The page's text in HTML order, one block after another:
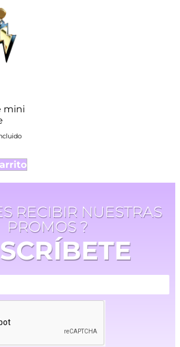
mini
RECIBIR NUESTRAS
PROMOS ?